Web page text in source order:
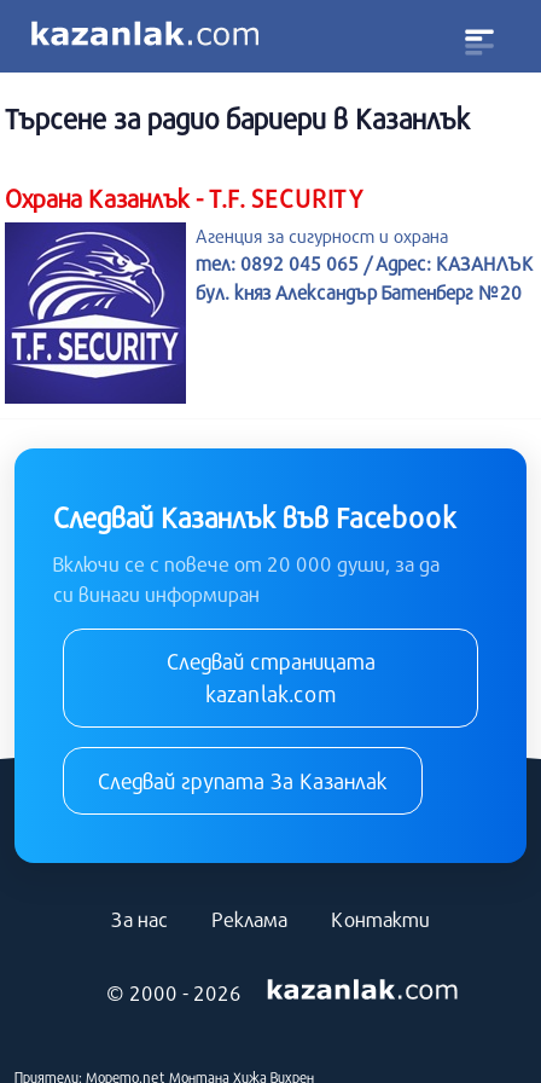
Търсене за радио бариери в Казанлък
Охрана Казанлък - T.F. SECURITY
Агенция за сигурност и охрана
тел: 0892 045 065 / Адрес: КАЗАНЛЪК
бул. княз Александър Батенберг №20
Следвай Казанлък във Facebook
Включи се с повече от 20 000 души, за да
си винаги информиран
Следвай страницата
kazanlak.com
Следвай групата За Казанлак
© 2000 - 2026
За нас Реклама Контакти
Приятели: Морето.net Монтана Хижа Вихрен